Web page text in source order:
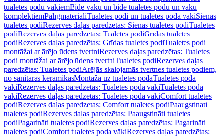
tualetes podu vākiemBidē vāku un bidē tualetes podu un vāku
komplektiemPalīgmateriāliTualetes podi un tualetes poda vākiSienas
tualetes podiRezerves daļas paredzētas: Sienas tualetes podiTualetes
podiRezerves daļas paredzētas: Tualetes podiGrīdas tualetes
podiRezerves daļas paredzētas: Grīdas tualetes podiTualetes podi
montāžai ar ārējo ūdens tvertniRezerves daļas paredzētas: Tualetes
podi montāžai ar ārējo ūdens tvertniTualetes podiRezerves daļas
paredzētas: Tualetes podiĀrējās skalojamās tvertnes tualetes podiem,
no sanitārās keramikasMontāža uz tualetes podaTualetes poda
vākiRezerves daļas paredzētas: Tualetes poda vākiTualetes poda
vākiRezerves daļas paredzētas: Tualetes poda vākiComfort tualetes
podiRezerves daļas paredzētas: Comfort tualetes podiPaaugstināti
tualetes podiRezerves daļas paredzētas: Paaugstināti tualetes
podiPagarināti tualetes podiRezerves daļas paredzētas: Pagarināti
tualetes podiComfort tualetes poda vākiRezerves daļas paredzētas: